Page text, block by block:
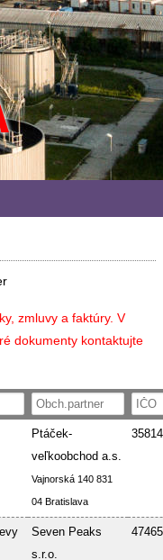
zmluvy a faktúry. V
dokumenty kontaktujte
Ptáček-
veľkoobchod a.s.
Vajnorská 140 831
04 Bratislava
Seven Peaks
s.r.o.